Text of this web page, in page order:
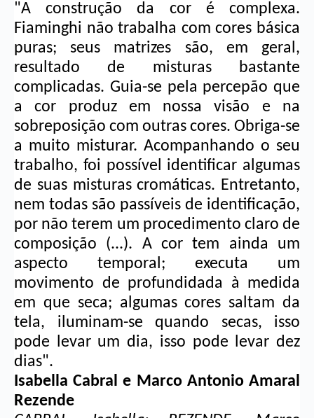
"A construção da cor é complexa.
Fiaminghi não trabalha com cores básica
puras; seus matrizes são, em geral,
resultado de misturas bastante
complicadas. Guia-se pela percepão que
a cor produz em nossa visão e na
sobreposição com outras cores. Obriga-se
a muito misturar. Acompanhando o seu
trabalho, foi possível identificar algumas
de suas misturas cromáticas. Entretanto,
nem todas são passíveis de identificação,
por não terem um procedimento claro de
composição (...). A cor tem ainda um
aspecto temporal; executa um
movimento de profundidada à medida
em que seca; algumas cores saltam da
tela, iluminam-se quando secas, isso
pode levar um dia, isso pode levar dez
dias".
Isabella Cabral e Marco Antonio Amaral
Rezende